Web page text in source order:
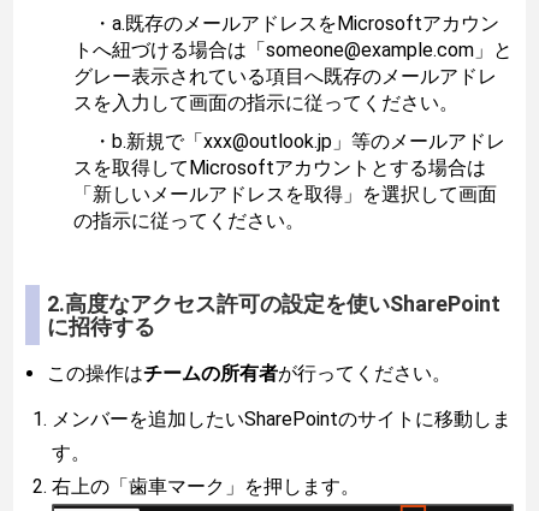
・a.既存のメールアドレスをMicrosoftアカウン
トへ紐づける場合は「someone@example.com」と
グレー表示されている項目へ既存のメールアドレ
スを入力して画面の指示に従ってください。
・b.新規で「xxx@outlook.jp」等のメールアドレ
スを取得してMicrosoftアカウントとする場合は
「新しいメールアドレスを取得」を選択して画面
の指示に従ってください。
2.高度なアクセス許可の設定を使いSharePoint
に招待する
この操作はチームの所有者が行ってください。
メンバーを追加したいSharePointのサイトに移動しま
す。
右上の「歯車マーク」を押します。